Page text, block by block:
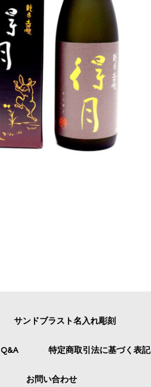
サンドブラスト名入れ彫刻
Q&A 特定商取引法に基づく表記
お問い合わせ